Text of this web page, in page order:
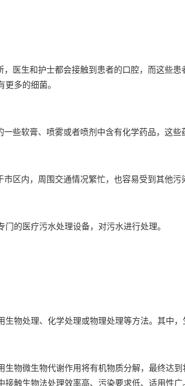
生和护士都会接触到患者的口腔，而这些患
多的细菌。
软膏、喷雾或者喷剂中含有化学药品，这些
内，周围交通情况繁忙，也容易受到其他污
的医疗污水处理设备，对污水进行处理。
处理、化学处理或物理处理等方法。其中，
物微生物代谢作用将有机物质分解，最终达
触生物法处理效率高、污染要求低、适用性